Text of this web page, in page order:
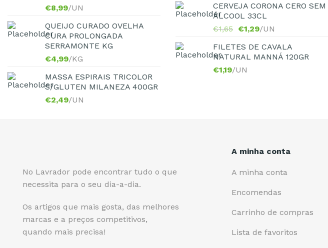
€8,99/UN
QUEIJO CURADO OVELHA
CURA PROLONGADA
SERRAMONTE KG
€4,99/KG
MASSA ESPIRAIS TRICOLOR
S/GLUTEN MILANEZA 400GR
€2,49/UN
CERVEJA CORONA CERO SEM
ÁLCOOL 33CL
€1,65 €1,29/UN
FILETES DE CAVALA
NATURAL MANNÁ 120GR
€1,19/UN
No Lavrador pode encontrar tudo o que
necessita para o seu dia-a-dia.
Os artigos que mais gosta, das melhores
marcas e a preços competitivos,
quando mais precisa!
A minha conta
A minha conta
Encomendas
Carrinho de compras
Lista de favoritos